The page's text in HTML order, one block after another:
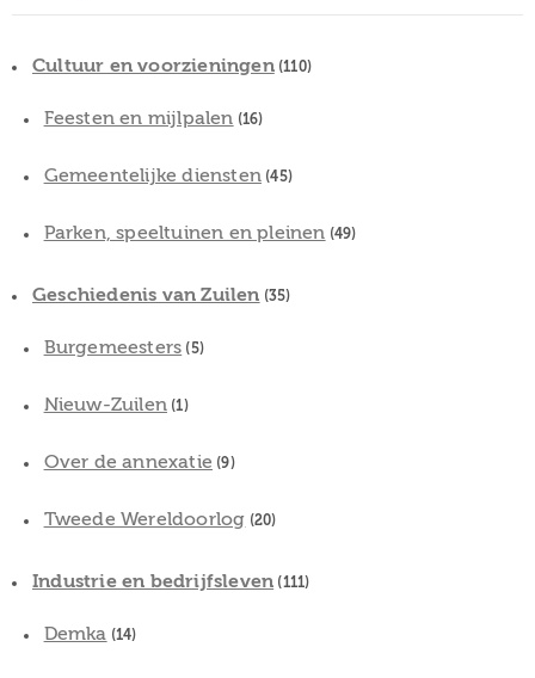
Cultuur en voorzieningen(110)
Feesten en mijlpalen (16)
Gemeentelijke diensten (45)
Parken, speeltuinen en pleinen (49)
Geschiedenis van Zuilen (35)
Burgemeesters (5)
Nieuw-Zuilen (1)
Over de annexatie (9)
Tweede Wereldoorlog (20)
Industrie en bedrijfsleven (111)
Demka (14)